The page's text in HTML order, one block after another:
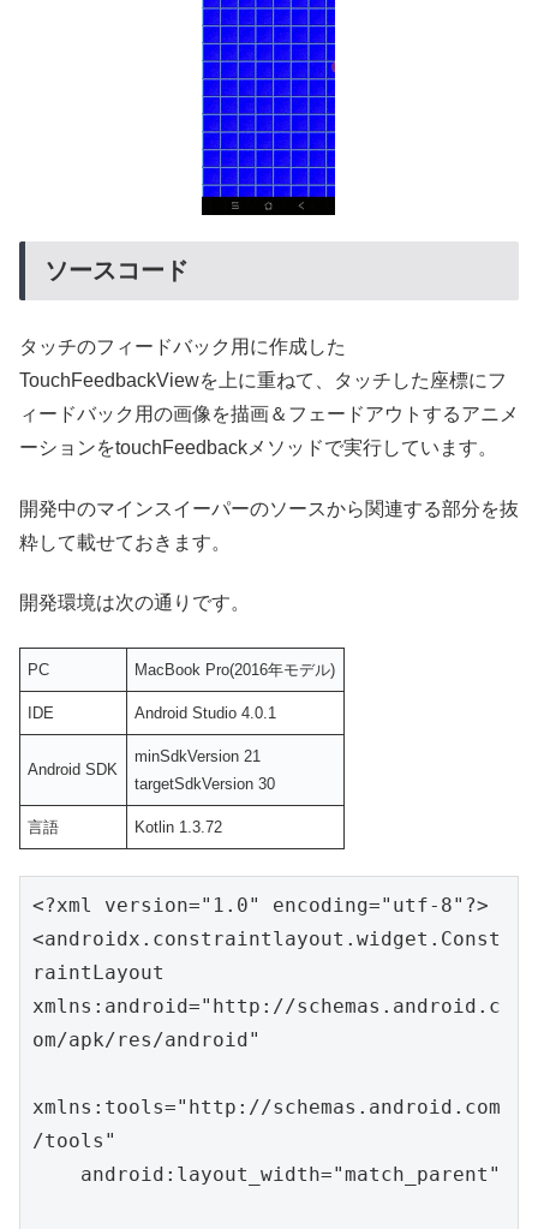
ソースコード
タッチのフィードバック用に作成した
TouchFeedbackViewを上に重ねて、タッチした座標にフ
ィードバック用の画像を描画＆フェードアウトするアニメ
ーションをtouchFeedbackメソッドで実行しています。
開発中のマインスイーパーのソースから関連する部分を抜
粋して載せておきます。
開発環境は次の通りです。
PC MacBook Pro(2016年モデル)
IDE Android Studio 4.0.1
Android SDK
minSdkVersion 21
targetSdkVersion 30
言語 Kotlin 1.3.72
<?xml version="1.0" encoding="utf-8"?>
<androidx.constraintlayout.widget.Const
raintLayout
xmlns:android="http://schemas.android.c
om/apk/res/android"
xmlns:tools="http://schemas.android.com
/tools"